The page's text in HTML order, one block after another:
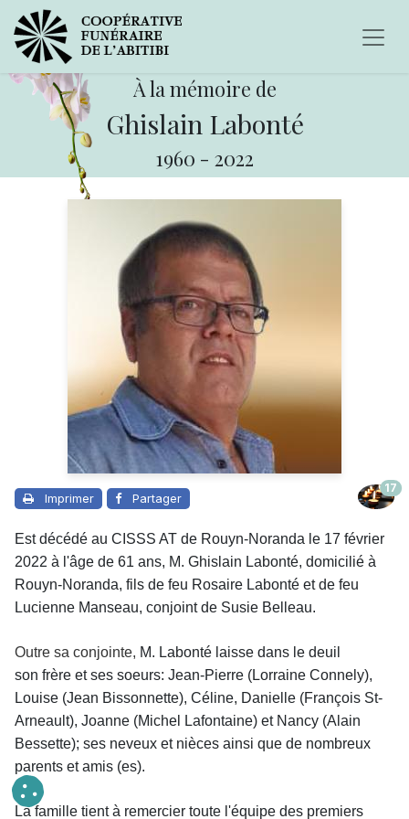
À la mémoire de
Ghislain Labonté
1960 - 2022
Imprimer Partager
17
Est décédé au CISSS AT de Rouyn-Noranda le 17 février
2022 à l'âge de 61 ans, M. Ghislain Labonté, domicilié à
Rouyn-Noranda, fils de feu Rosaire Labonté et de feu
Lucienne Manseau, conjoint de Susie Belleau.
Outre sa conjointe, M. Labonté laisse dans le deuil
son frère et ses soeurs: Jean-Pierre (Lorraine Connely),
Louise (Jean Bissonnette), Céline, Danielle (François St-
Arneault), Joanne (Michel Lafontaine) et Nancy (Alain
Bessette); ses neveux et nièces ainsi que de nombreux
parents et amis (es).
La famille tient à remercier toute l'équipe des premiers